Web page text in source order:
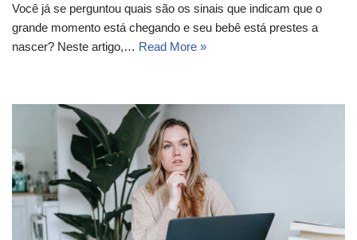
Você já se perguntou quais são os sinais que indicam que o
grande momento está chegando e seu bebê está prestes a
nascer? Neste artigo,… Read More »